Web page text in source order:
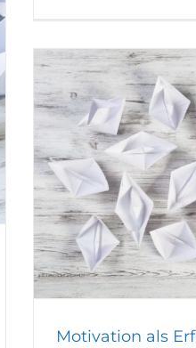
Motivation als